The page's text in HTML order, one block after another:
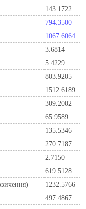
143.1722
794.3500
1067.6064
3.6814
5.4229
803.9205
1512.6189
309.2002
65.9589
135.5346
270.7187
2.7150
619.5128
1232.5766
497.4867